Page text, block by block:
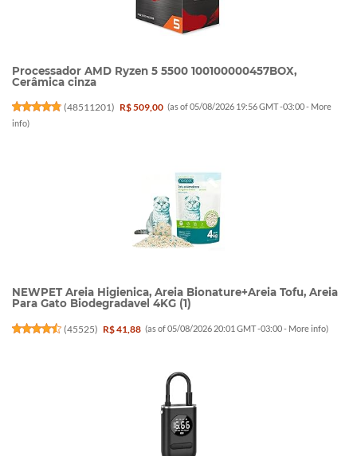
Processador AMD Ryzen 5 5500 100100000457BOX,
Cerâmica cinza
(48511201) R$ 509,00 (as of 05/08/2026 19:56 GMT -03:00 - More
info)
NEWPET Areia Higienica, Areia Bionature+Areia Tofu, Areia
Para Gato Biodegradavel 4KG (1)
(45525) R$ 41,88 (as of 05/08/2026 20:01 GMT -03:00 - More info)